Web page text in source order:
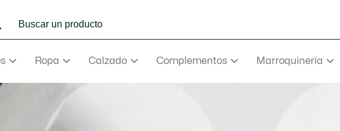
Ropa Calzado Complementos Marroquinería